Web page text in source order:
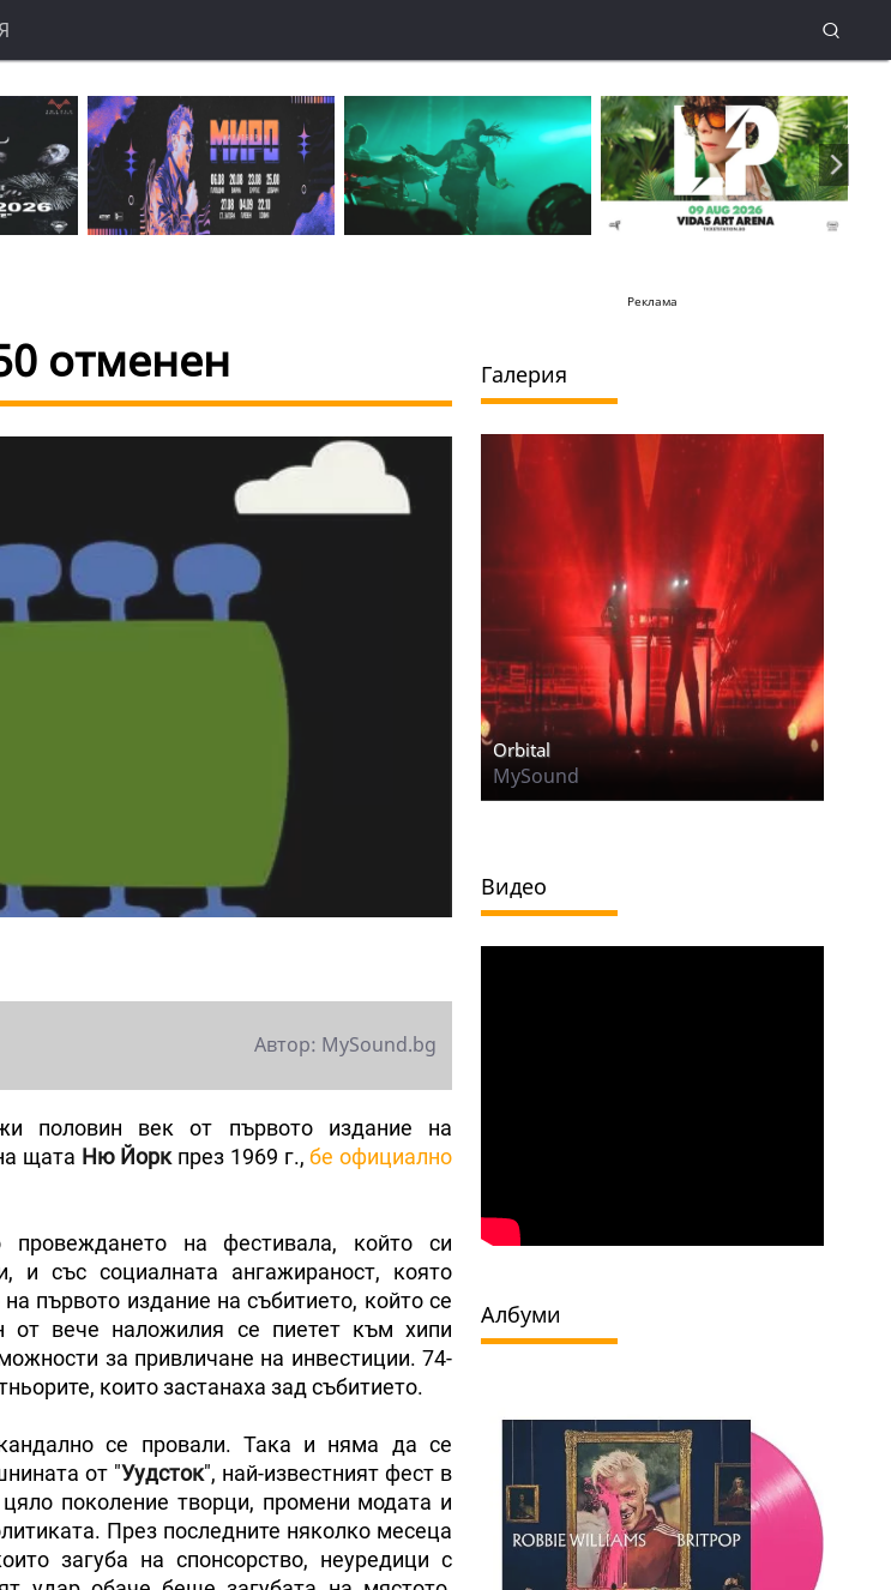
отменен
Автор: MySound.bg
половин век от първото издание на
щата Ню Йорк през 1969 г.,бе официално
на фестивала, който си
и със социалната ангажираност, която
на първото издание на събитието, който се
от вече наложилия се пиетет към хипи
за привличане на инвестиции. 74-
които застанаха зад събитието.
се провали. Така и няма да се
от "Уудсток", най-известният фест в
поколение творци, промени модата и
През последните няколко месеца
загуба на спонсорство, неуредици с
Реклама
Галерия
Orbital
MySound
Видео
Албуми